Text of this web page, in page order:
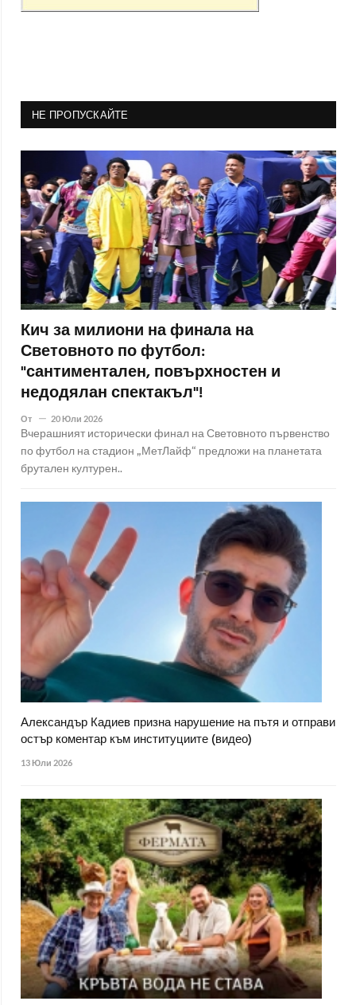
НЕ ПРОПУСКАЙТЕ
Кич за милиони на финала на
Световното по футбол:
"сантиментален, повърхностен и
недодялан спектакъл"!
От 20 Юли 2026
Вчерашният исторически финал на Световното първенство
по футбол на стадион „МетЛайф“ предложи на планетата
брутален културен..
Александър Кадиев призна нарушение на пътя и отправи
остър коментар към институциите (видео)
13 Юли 2026